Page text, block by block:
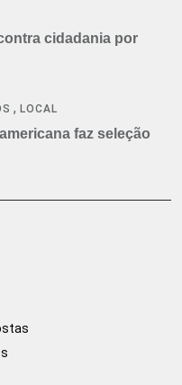
cidadania por
,LOCAL
faz seleção